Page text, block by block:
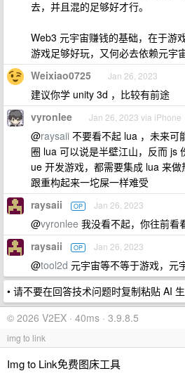
去，并且混的足够好才行。
Web3 元宇宙赚钱的基础，在于游
游戏足够好玩，又何必去依赖元宇
Weixiao0725 Jan 26, 2023
建议你学 unity 3d ，比较有前途
vyronlee Jan 26, 2023 via iPhone
@raysaii 不要看不起 lua ，未来可
圈 lua 可以说是半壁江山，反而 js
ue 开发游戏，都需要集成 lua 来
跟重构起来一坨屎一样难受
raysaii OP Jan 26, 2023
@vyronlee 我没看不起，你往前看
raysaii OP Jan 26, 2023
@tool2d 元宇宙等不等于游戏，元
• 请不要在回答技术问题时复制粘贴 AI
© 2026 V2EX · 40ms · 3.9.8.5
img to link
Img to Link免费图床工具